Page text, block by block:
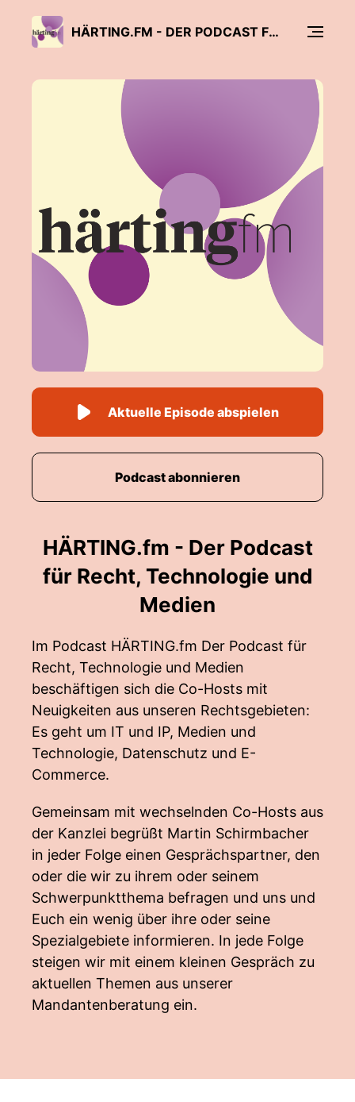
HÄRTING.FM - DER PODCAST FÜR RECHT, TECHNOLOGIE UND MEDIEN
HÄRTING.fm - Der Podcast
für Recht, Technologie und
Medien
Im Podcast HÄRTING.fm Der Podcast für
Recht, Technologie und Medien
beschäftigen sich die Co-Hosts mit
Neuigkeiten aus unseren Rechtsgebieten:
Es geht um IT und IP, Medien und
Technologie, Datenschutz und E-
Commerce.
Gemeinsam mit wechselnden Co-Hosts aus
der Kanzlei begrüßt Martin Schirmbacher
in jeder Folge einen Gesprächspartner, den
oder die wir zu ihrem oder seinem
Schwerpunktthema befragen und uns und
Euch ein wenig über ihre oder seine
Spezialgebiete informieren. In jede Folge
steigen wir mit einem kleinen Gespräch zu
aktuellen Themen aus unserer
Mandantenberatung ein.
Aktuelle Episode abspielen
Podcast abonnieren